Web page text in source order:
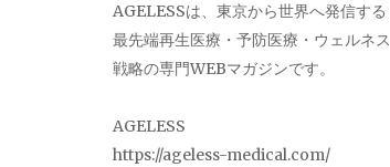
AGELESSは、東京から世界へ発信する
最先端再生医療・予防医療・ウェルネス
戦略の専門WEBマガジンです。
AGELESS
https://ageless-medical.com/